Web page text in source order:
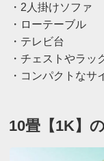
・2人掛けソファ
・ローテーブル
・テレビ台
・チェストやラッ
・コンパクトなサ
10畳【1K】